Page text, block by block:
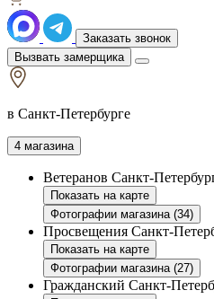
Заказать звонок
Вызвать замерщика
в Санкт-Петербурге
4 магазина
Ветеранов Санкт-
Показать на карте
Фотографии магазина (34)
Просвещения Санкт-
Показать на карте
Фотографии магазина (27)
Гражданский Санкт-